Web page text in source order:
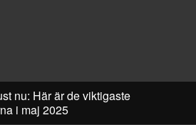
nu: Här är de viktigaste
i maj 2025